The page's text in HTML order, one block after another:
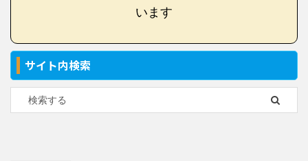
います
サイト内検索